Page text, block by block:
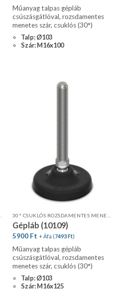
Műanyag talpas gépláb
csúszásgátlóval, rozsdamentes
menetes szár, csuklós (30°)
Talp: Ø103
Szár: M16x100
Gépláb (10109)
5900 Ft + Áfa (7493Ft)
Műanyag talpas gépláb
csúszásgátlóval, rozsdamentes
menetes szár, csuklós (30°)
Talp: Ø103
Szár: M16x125